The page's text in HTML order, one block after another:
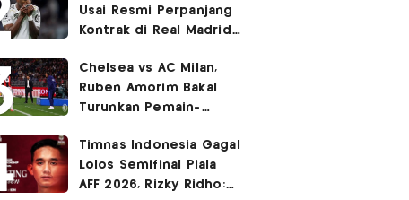
Usai Resmi Perpanjang
Kontrak di Real Madrid
Chelsea vs AC Milan,
Ruben Amorim Bakal
Turunkan Pemain-
Timnas Indonesia Gagal
Lolos Semifinal Piala
AFF 2026, Rizky Ridho: